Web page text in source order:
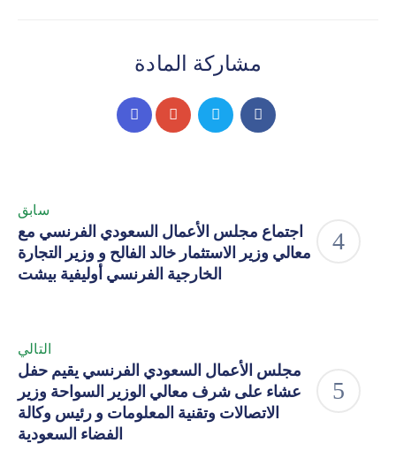
مشاركة المادة
سابق
اجتماع مجلس الأعمال السعودي الفرنسي مع
معالي وزير الاستثمار خالد الفالح و وزير التجارة
الخارجية الفرنسي أوليفية بيشت
التالي
مجلس الأعمال السعودي الفرنسي يقيم حفل
عشاء على شرف معالي الوزير السواحة وزير
الاتصالات وتقنية المعلومات و رئيس وكالة
الفضاء السعودية